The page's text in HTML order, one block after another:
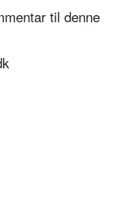
til denne